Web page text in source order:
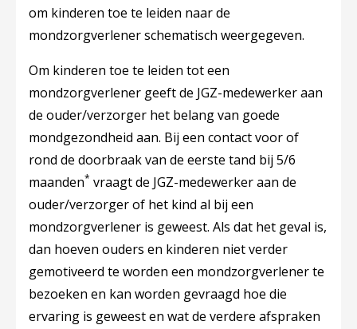
om kinderen toe te leiden naar de
mondzorgverlener schematisch weergegeven.
Om kinderen toe te leiden tot een
mondzorgverlener geeft de JGZ-medewerker aan
de ouder/verzorger het belang van goede
mondgezondheid aan. Bij een contact voor of
rond de doorbraak van de eerste tand bij 5/6
maanden* vraagt de JGZ-medewerker aan de
ouder/verzorger of het kind al bij een
mondzorgverlener is geweest. Als dat het geval is,
dan hoeven ouders en kinderen niet verder
gemotiveerd te worden een mondzorgverlener te
bezoeken en kan worden gevraagd hoe die
ervaring is geweest en wat de verdere afspraken